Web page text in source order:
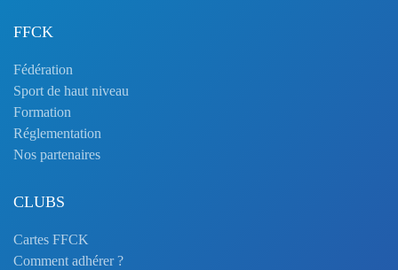
FFCK
Fédération
Sport de haut niveau
Formation
Réglementation
Nos partenaires
CLUBS
Cartes FFCK
Comment adhérer ?